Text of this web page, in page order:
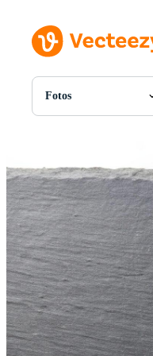
Fotos
Todas Imagens
PSDs
SVGs
Modelos
Vetores
Videos
Motion graphics
Imagens Editoriais
Eventos Editoriais